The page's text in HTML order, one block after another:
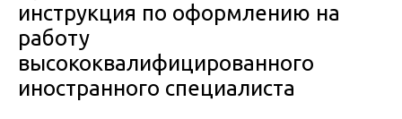
инструкция по оформлению на
работу
высококвалифицированного
иностранного специалиста